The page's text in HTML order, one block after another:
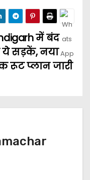
में बंद
ये सड़कें, नया
रूट प्लान जारी